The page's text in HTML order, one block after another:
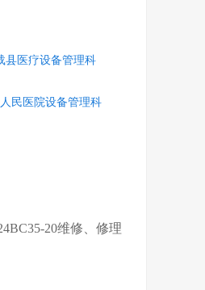
县医疗设备管理科
民医院设备管理科
20维修、修理